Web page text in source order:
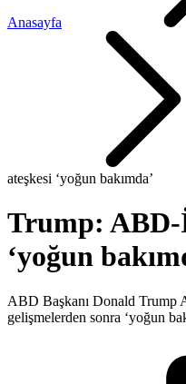
Anasayfa
ateşkesi ‘yoğun bakımda’
Trump: ABD-
‘yoğun
ABD Başkanı Donald Trump
gelişmelerden sonra ‘yoğun